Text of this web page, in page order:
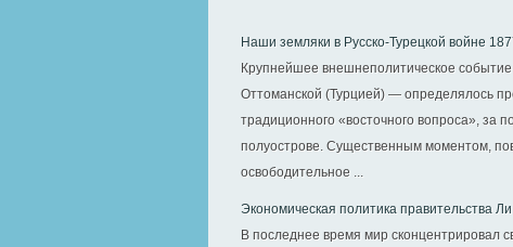
Наши земляки в Русско-Турецкой войне
Крупнейшее внешнеполитическое
Оттоманской (Турцией) — определялось
традиционного «восточного вопроса», за
полуострове. Существенным моментом,
освободительное ...
Экономическая политика правительства
В последнее время мир сконцентрировал